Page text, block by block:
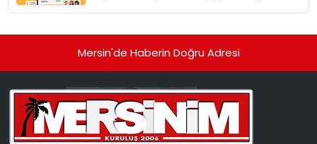
Mersin'de Haberin Doğru Adresi